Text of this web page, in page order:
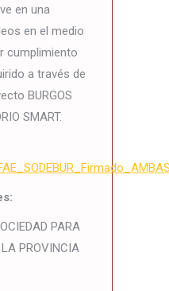
en una
en el medio
cumplimiento
a través de
BURGOS
SMART.
PARA
LA PROVINCIA